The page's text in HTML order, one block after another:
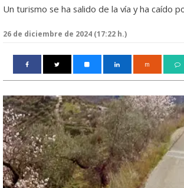
Un turismo se ha salido de la vía y ha caído
26 de diciembre de 2024 (17:22 h.)
m